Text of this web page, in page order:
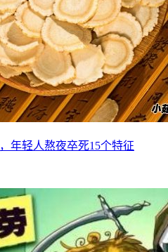
年轻人熬夜卒死15个特征